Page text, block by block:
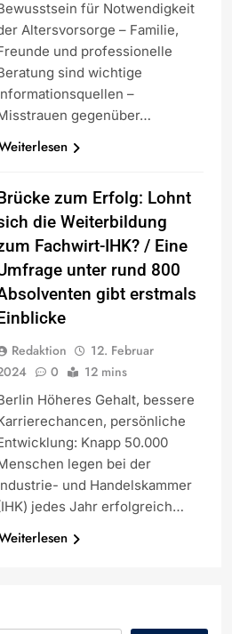
für Notwendigkeit
Altersvorsorge – Familie,
und professionelle
sind wichtige
–
gegenüber…
zum Erfolg: Lohnt
die Weiterbildung
Fachwirt-IHK? / Eine
unter rund 800
gibt erstmals
Redaktion
12. Februar
0 12 mins
Höheres Gehalt, bessere
persönliche
Knapp 50.000
legen bei der
und Handelskammer
jedes Jahr erfolgreich…